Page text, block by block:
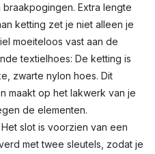
Extra lengte
ketting zet je niet alleen je
moeiteloos vast aan de
textielhoes: De ketting is
zwarte nylon hoes. Dit
maakt op het lakwerk van je
de elementen.
slot is voorzien van een
met twee sleutels, zodat je